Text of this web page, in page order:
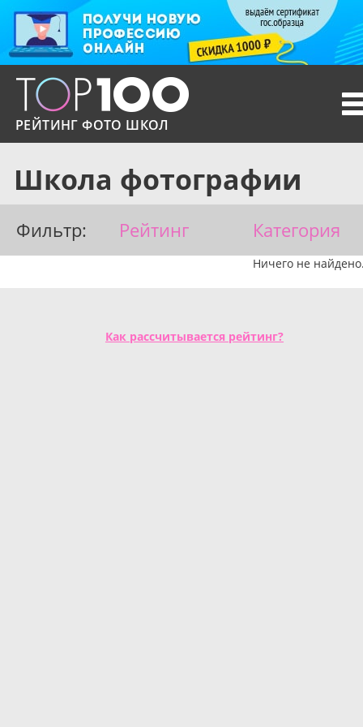
РЕЙТИНГ ФОТО ШКОЛ
Школа фотографии
Фильтр: Рейтинг Категория
Ничего не
Как рассчитывается рейтинг?